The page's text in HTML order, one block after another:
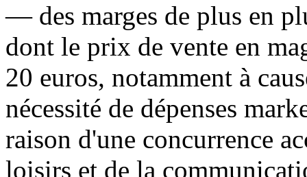
— des marges de plus en
dont le prix de vente en
20 euros, notamment à
nécessité de dépenses
raison d'une concurrence
loisirs et de la